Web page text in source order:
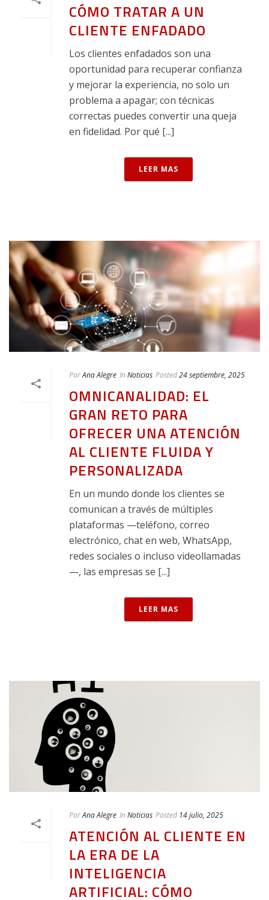
CÓMO TRATAR A UN
CLIENTE ENFADADO
Los clientes enfadados son una
oportunidad para recuperar confianza
y mejorar la experiencia, no solo un
problema a apagar; con técnicas
correctas puedes convertir una queja
en fidelidad. Por qué [...]
LEER MAS
PorAna Alegre In Noticias Posted24 septiembre, 2025
OMNICANALIDAD: EL
GRAN RETO PARA
OFRECER UNA ATENCIÓN
AL CLIENTE FLUIDA Y
PERSONALIZADA
En un mundo donde los clientes se
comunican a través de múltiples
plataformas —teléfono, correo
electrónico, chat en web, WhatsApp,
redes sociales o incluso videollamadas
—, las empresas se [...]
LEER MAS
PorAna Alegre In Noticias Posted 14 julio, 2025
ATENCIÓN AL CLIENTE EN
LA ERA DE LA
INTELIGENCIA
ARTIFICIAL: CÓMO